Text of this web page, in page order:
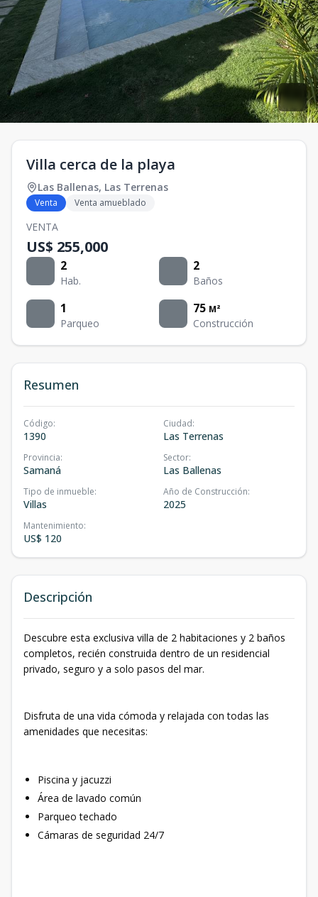
Villa cerca de la playa
Las Ballenas, Las Terrenas
Venta Venta amueblado
VENTA
US$ 255,000
2
Hab.
2
Baños
1
Parqueo
75 M²
Construcción
Resumen
Código:
1390
Ciudad:
Las Terrenas
Provincia:
Samaná
Sector:
Las Ballenas
Tipo de inmueble:
Villas
Año de Construcción:
2025
Mantenimiento:
US$ 120
Descripción
Descubre esta exclusiva villa de 2 habitaciones y 2 baños
completos, recién construida dentro de un residencial
privado, seguro y a solo pasos del mar.
Disfruta de una vida cómoda y relajada con todas las
amenidades que necesitas:
Piscina y jacuzzi
Área de lavado común
Parqueo techado
Cámaras de seguridad 24/7